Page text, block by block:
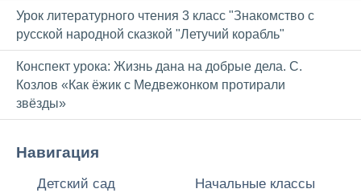
Урок литературного чтения 3 класс "Знакомство с
русской народной сказкой "Летучий корабль"
Конспект урока: Жизнь дана на добрые дела. С.
Козлов «Как ёжик с Медвежонком протирали
звёзды»
Навигация
Детский сад Начальные классы